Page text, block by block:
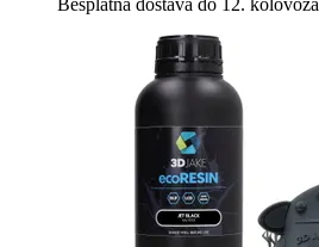
Besplatna dostava do 12. kolovoza